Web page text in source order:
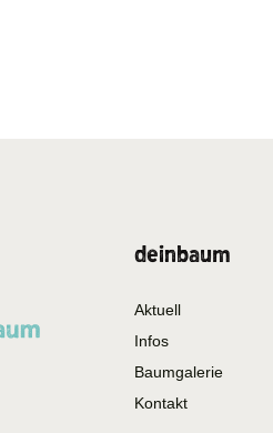
deinbaum
Aktuell
Infos
Baumgalerie
Kontakt